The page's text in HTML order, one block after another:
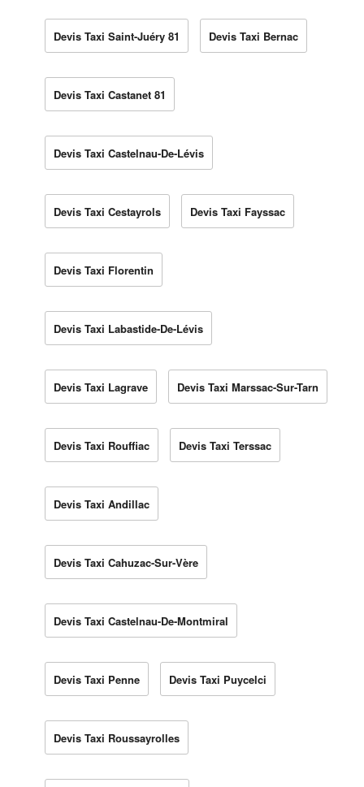
Devis Taxi Saint-Juéry 81 Devis Taxi Bernac
Devis Taxi Castanet 81
Devis Taxi Castelnau-De-Lévis
Devis Taxi Cestayrols Devis Taxi Fayssac
Devis Taxi Florentin
Devis Taxi Labastide-De-Lévis
Devis Taxi Lagrave Devis Taxi Marssac-Sur-Tarn
Devis Taxi Rouffiac Devis Taxi Terssac
Devis Taxi Andillac
Devis Taxi Cahuzac-Sur-Vère
Devis Taxi Castelnau-De-Montmiral
Devis Taxi Penne Devis Taxi Puycelci
Devis Taxi Roussayrolles